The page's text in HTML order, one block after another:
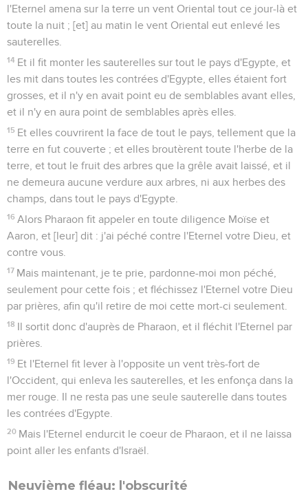
l'Eternel amena sur la terre un vent Oriental tout ce jour-là et
toute la nuit ; [et] au matin le vent Oriental eut enlevé les
sauterelles.
14 Et il fit monter les sauterelles sur tout le pays d'Egypte, et
les mit dans toutes les contrées d'Egypte, elles étaient fort
grosses, et il n'y en avait point eu de semblables avant elles,
et il n'y en aura point de semblables après elles.
15 Et elles couvrirent la face de tout le pays, tellement que la
terre en fut couverte ; et elles broutèrent toute l'herbe de la
terre, et tout le fruit des arbres que la grêle avait laissé, et il
ne demeura aucune verdure aux arbres, ni aux herbes des
champs, dans tout le pays d'Egypte.
16 Alors Pharaon fit appeler en toute diligence Moïse et
Aaron, et [leur] dit : j'ai péché contre l'Eternel votre Dieu, et
contre vous.
17 Mais maintenant, je te prie, pardonne-moi mon péché,
seulement pour cette fois ; et fléchissez l'Eternel votre Dieu
par prières, afin qu'il retire de moi cette mort-ci seulement.
18 Il sortit donc d'auprès de Pharaon, et il fléchit l'Eternel par
prières.
19 Et l'Eternel fit lever à l'opposite un vent très-fort de
l'Occident, qui enleva les sauterelles, et les enfonça dans la
mer rouge. Il ne resta pas une seule sauterelle dans toutes
les contrées d'Egypte.
20 Mais l'Eternel endurcit le coeur de Pharaon, et il ne laissa
point aller les enfants d'Israël.
Neuvième fléau: l'obscurité